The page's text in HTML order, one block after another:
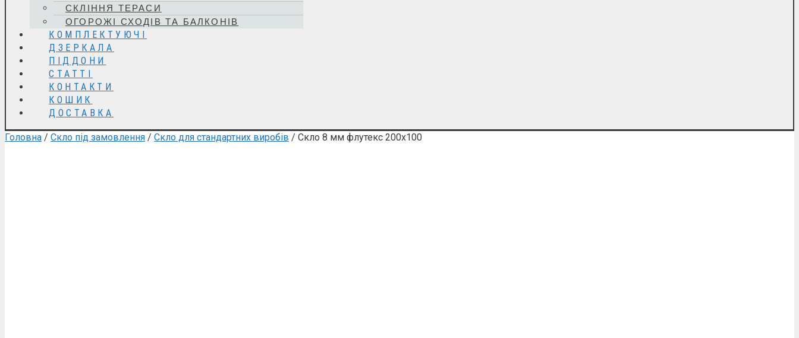
СКЛІННЯ ТЕРАСИ
ОГОРОЖІ СХОДІВ ТА БАЛКОНІВ
КОМПЛЕКТУЮЧІ
ДЗЕРКАЛА
ПІДДОНИ
СТАТТІ
КОНТАКТИ
КОШИК
ДОСТАВКА
Головна / Скло під замовлення / Скло для стандартних виробів / Скло 8 мм флутекс 200х100